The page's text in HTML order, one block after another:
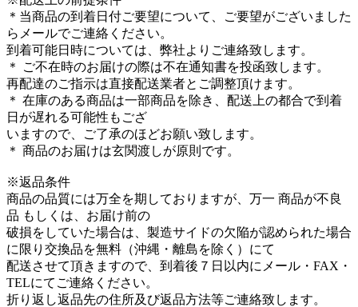
＊当商品の到着日付ご要望について、ご要望がございました
らメールでご連絡ください。
到着可能日時については、弊社よりご連絡致します。
＊ ご不在時のお届けの際は不在通知書を投函致します。
再配達のご指示は直接配送業者とご調整頂けます。
＊ 在庫のある商品は一部商品を除き、配送上の都合で到着
日が遅れる可能性もござ
いますので、ご了承のほどお願い致します。
＊ 商品のお届けは玄関渡しが原則です。
※返品条件
商品の品質には万全を期しておりますが、万一 商品が不良
品 もしくは、お届け前の
破損をしていた場合は、製造サイドの欠陥が認められた場合
に限り交換品を無料（沖縄・離島を除く）にて
配送させて頂きますので、到着後７日以内にメール・FAX・
TELにてご連絡ください。
折り返し返品先の住所及び返品方法等ご連絡致します。